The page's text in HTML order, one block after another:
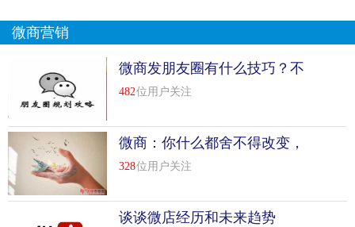
微商营销
微商发朋友圈有什么技巧？不
可错过的四大技巧
482位用户关注
微商：你什么都舍不得改变，
还谈什么未来！
328位用户关注
谈谈微店经历和未来趋势